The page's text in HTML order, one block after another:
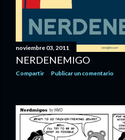
noviembre 03, 2011
NERDENEMIGO
Compartir Publicar un comentario